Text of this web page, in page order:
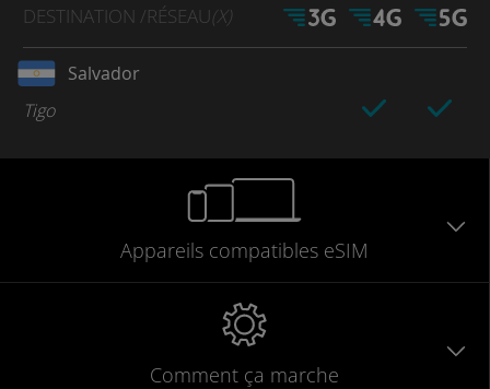
DESTINATION /RÉSEAU(X)
Salvador
Tigo
Appareils compatibles eSIM
Comment ça marche